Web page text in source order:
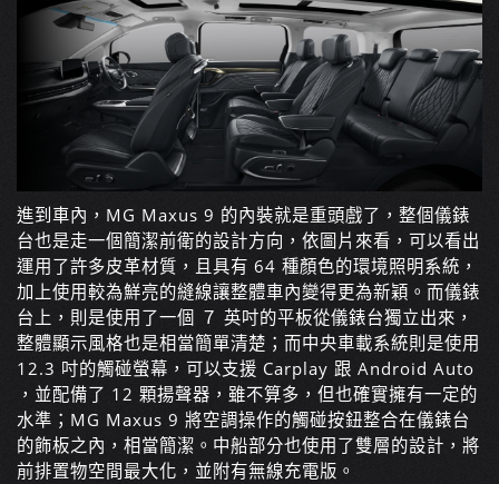
進到車內， MG Maxus 9 的內裝就是重頭戲了，整個儀錶
台也是走一個簡潔前衛的設計方向，依圖片來看，可以看出
運用了許多皮革材質，且具有 64 種顏色的環境照明系統，
加上使用較為鮮亮的縫線讓整體車內變得更為新穎。而儀錶
台上，則是使用了一個 ７ 英吋的平板從儀錶台獨立出來，
整體顯示風格也是相當簡單清楚；而中央車載系統則是使用
12.3 吋的觸碰螢幕，可以支援 Carplay 跟 Android Auto
，並配備了 12 顆揚聲器，雖不算多，但也確實擁有一定的
水準； MG Maxus 9 將空調操作的觸碰按鈕整合在儀錶台
的飾板之內，相當簡潔。中船部分也使用了雙層的設計，將
前排置物空間最大化，並附有無線充電版。